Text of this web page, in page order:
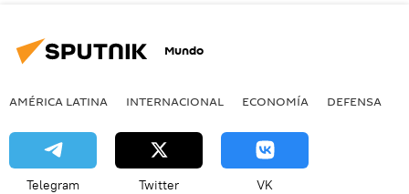
Mundo
AMÉRICA LATINA INTERNACIONAL ECONOMÍA DEFENSA
Telegram Twitter VK